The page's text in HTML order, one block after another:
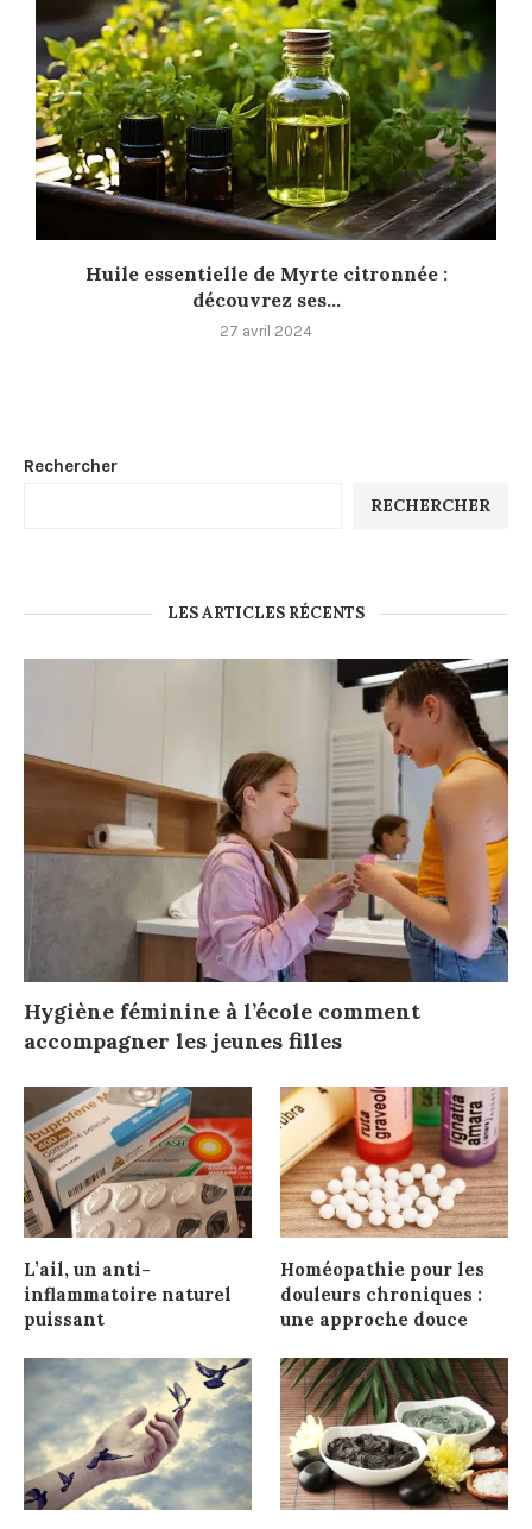
Huile essentielle de Myrte citronnée :
découvrez ses...
27 avril 2024
Rechercher
RECHERCHER
LES ARTICLES RÉCENTS
Hygiène féminine à l’école comment
accompagner les jeunes filles
L’ail, un anti-
inflammatoire naturel
puissant
Homéopathie pour les
douleurs chroniques :
une approche douce